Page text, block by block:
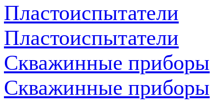
Пластоиспытатели
Пластоиспытатели
Скважинные приборы
Скважинные приборы